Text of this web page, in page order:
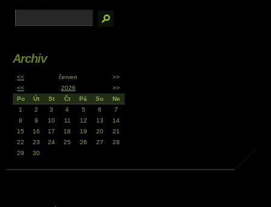
Archiv
<< červen
>>
<<
2026
>>
Po
Út St Čt Pá So
Ne
1
2 3 4 5 6
7
8
9 10 11 12 13
14
15
16 17 18 19 20
21
22
23 24 25 26 27
28
29
30